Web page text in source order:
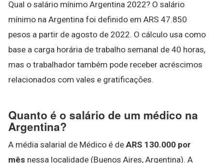
Qual o salário mínimo Argentina 2022? O salário
mínimo na Argentina foi definido em ARS 47.850
pesos a partir de agosto de 2022. O cálculo usa como
base a carga horária de trabalho semanal de 40 horas,
mas o trabalhador também pode receber acréscimos
relacionados com vales e gratificações.
Quanto é o salário de um médico na
Argentina?
A média salarial de Médico é de ARS 130.000 por
mês nessa localidade (Buenos Aires, Argentina). A